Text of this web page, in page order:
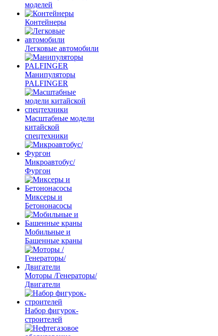
моделей
Контейнеры
Легковые автомобили
Манипуляторы
PALFINGER
Масштабные модели
китайской
спецтехники
Микроавтобус/
Фургон
Миксеры и
Бетононасосы
Мобильные и
Башенные краны
Моторы /Генераторы/
Двигатели
Набор фигурок-
строителей